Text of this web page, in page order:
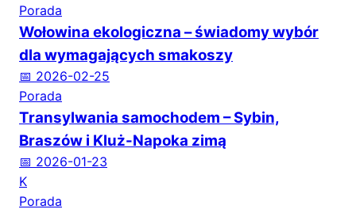
Porada
Wołowina ekologiczna – świadomy wybór
dla wymagających smakoszy
📅 2026-02-25
Porada
Transylwania samochodem – Sybin,
Braszów i Kluż-Napoka zimą
📅 2026-01-23
K
Porada